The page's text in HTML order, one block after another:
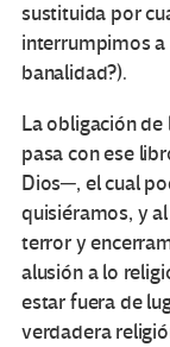
sustituida por
interrumpimos a
banalidad?).
La obligación
pasa con ese
Dios─, el cual
quisiéramos, y
terror y
alusión a lo
estar fuera de
verdadera